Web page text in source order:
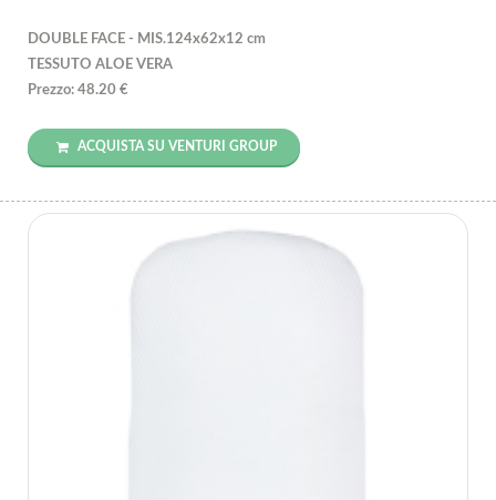
DOUBLE FACE - MIS.124x62x12 cm
TESSUTO ALOE VERA
Prezzo: 48.20 €
ACQUISTA SU VENTURI GROUP